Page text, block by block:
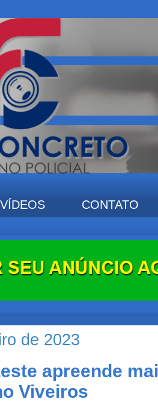
VÍDEOS CONTATO
de 2023
apreende
Viveiros